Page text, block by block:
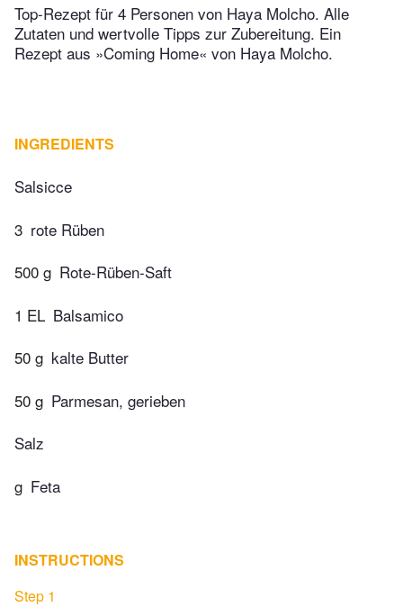
Top-Rezept für 4 Personen von Haya Molcho. Alle
Zutaten und wertvolle Tipps zur Zubereitung. Ein
Rezept aus »Coming Home« von Haya Molcho.
INGREDIENTS
Salsicce
3 rote Rüben
500 g Rote­-Rüben­-Saft
1 EL Balsamico
50 g kalte Butter
50 g Parmesan, gerieben
Salz
g Feta
INSTRUCTIONS
Step 1